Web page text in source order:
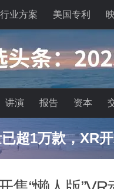
行业方案 美国专利
讲演 报告 资本
能眼镜的现实